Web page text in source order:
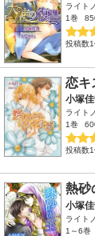
ライト
1巻
投稿数
恋キ
小塚
ライト
1巻
投稿数
熱砂
小塚
ライト
1～6巻